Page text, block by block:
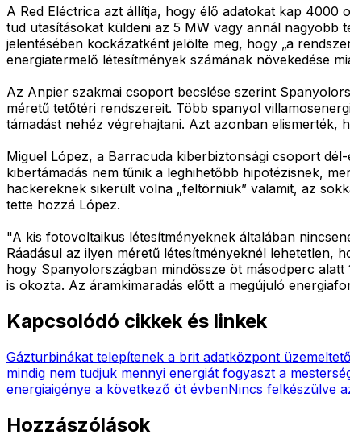
A Red Eléctrica azt állítja, hogy élő adatokat kap 4000
tud utasításokat küldeni az 5 MW vagy annál nagyobb
jelentésében kockázatként jelölte meg, hogy „a
energiatermelő létesítmények számának növekedése
Az Anpier szakmai csoport becslése szerint
méretű tetőtéri rendszereit. Több spanyol
támadást nehéz végrehajtani. Azt azonban
Miguel López, a Barracuda kiberbiztonsági csoport
kibertámadás nem tűnik a leghihetőbb hipotézisnek,
hackereknek sikerült volna „feltörniük” valamit, az
tette hozzá López.
"A kis fotovoltaikus létesítményeknek általában
Ráadásul az ilyen méretű létesítményeknél lehetetlen,
hogy Spanyolországban mindössze öt másodperc
is okozta. Az áramkimaradás előtt a megújuló
Kapcsolódó cikkek és linkek
Gázturbinákat telepítenek a brit adatközpont
mindig nem tudjuk mennyi energiát fogyaszt a
energiaigénye a következő öt évbenNincs felkészülve
Hozzászólások